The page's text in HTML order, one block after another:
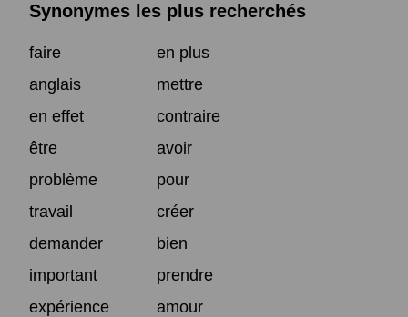
Synonymes les plus recherchés
faire
en plus
anglais
mettre
en effet
contraire
être
avoir
problème
pour
travail
créer
demander
bien
important
prendre
expérience
amour